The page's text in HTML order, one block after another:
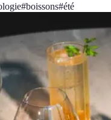
#boissons#été